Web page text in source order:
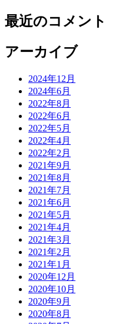
最近のコメント
アーカイブ
2024年12月
2024年6月
2022年8月
2022年6月
2022年5月
2022年4月
2022年2月
2021年9月
2021年8月
2021年7月
2021年6月
2021年5月
2021年4月
2021年3月
2021年2月
2021年1月
2020年12月
2020年10月
2020年9月
2020年8月